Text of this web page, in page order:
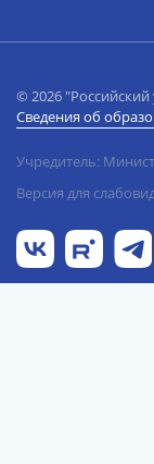
© 2026 "Российский
Сведения об
Учредитель:
Версия для